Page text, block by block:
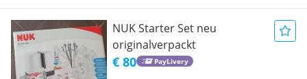
NUK Starter Set neu
originalverpackt
€ 80 PayLivery